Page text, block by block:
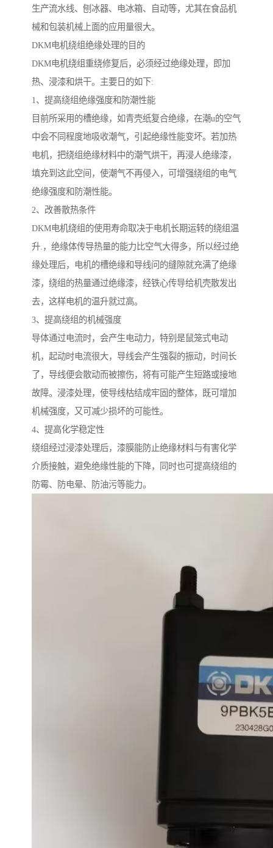
生产流水线、刨冰器、电冰箱、自动等，尤其在食品机
械和包装机械上面的应用量很大。
DKM电机绕组绝缘处理的目的
DKM电机绕组重绕修复后，必须经过绝缘处理，即加
热、浸漆和烘干。主要日的如下:
1、提高绕组绝缘强度和防潮性能
目前所采用的槽绝缘，如青壳纸复合绝缘，在潮u的空气
中会不同程度地吸收潮气，引起绝缘性能变坏。若加热
电机，把绕组绝缘材料中的潮气烘干，再浸人绝缘漆，
填充到这此空间，使潮气不再侵入，可增强绕组的电气
绝缘强度和防潮性能。
2、改善散热条件
DKM电机绕组的使用寿命取决于电机长期运转的绕组温
升.，绝缘体传导热量的能力比空气大得多，所以经过绝
缘处理后，电机的槽绝缘和导线问的缝隙就充满了绝缘
漆，绕组的热量通过绝缘漆，经铁心传导给机壳散发出
去，这样电机的温升就过高。
3、提高绕组的机械强度
导体通过电流时，会产生电动力，特别是鼠笼式电动
机，起动时电流很大，导线会产生强裂的振动，时间长
了，导线便会散动而被擦伤，将有可能产生短路或接地
故障。浸漆处理，使导线枯结成牢固的整体，既可增加
机械强度，又可减少损坏的可能性。
4、提高化学稳定性
绕组经过浸漆处理后，漆膜能防止绝缘材料与有害化学
介质接触，避免绝缘性能的下降，同时也可提高绕组的
防霉、防电晕、防油污等能力。